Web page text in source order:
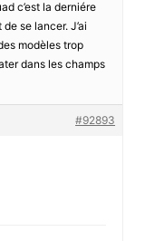
c’est la derniére
se lancer. J’ai
modèles trop
dans les champs
#92893